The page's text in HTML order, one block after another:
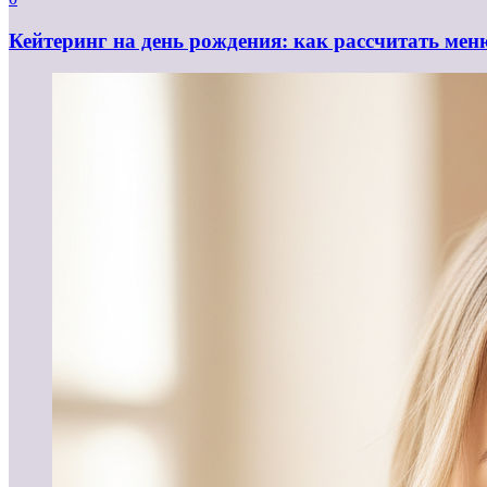
Кейтеринг на день рождения: как рассчитать